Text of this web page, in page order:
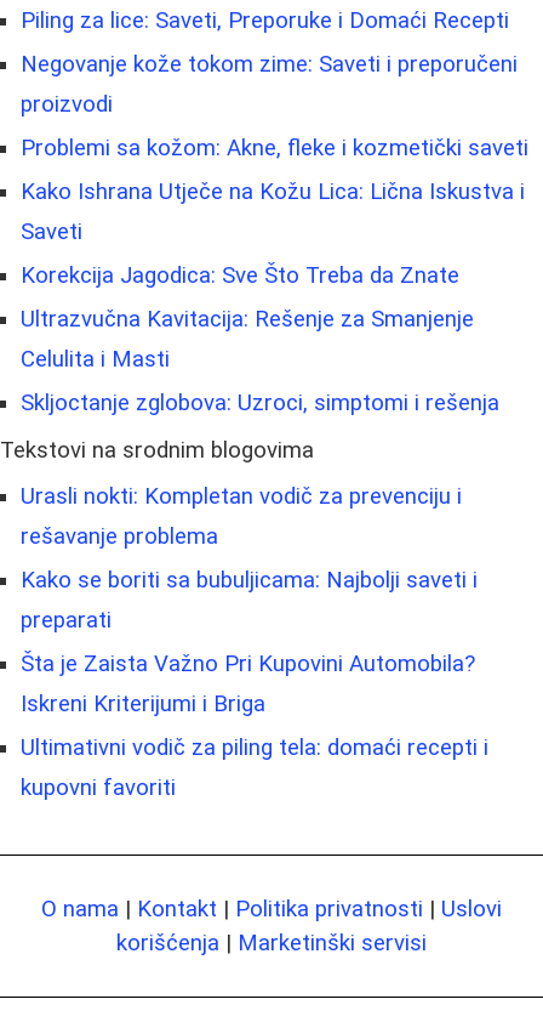
Piling za lice: Saveti, Preporuke i Domaći Recepti
Negovanje kože tokom zime: Saveti i preporučeni
proizvodi
Problemi sa kožom: Akne, fleke i kozmetički saveti
Kako Ishrana Utječe na Kožu Lica: Lična Iskustva i
Saveti
Korekcija Jagodica: Sve Što Treba da Znate
Ultrazvučna Kavitacija: Rešenje za Smanjenje
Celulita i Masti
Skljoctanje zglobova: Uzroci, simptomi i rešenja
Tekstovi na srodnim blogovima
Urasli nokti: Kompletan vodič za prevenciju i
rešavanje problema
Kako se boriti sa bubuljicama: Najbolji saveti i
preparati
Šta je Zaista Važno Pri Kupovini Automobila?
Iskreni Kriterijumi i Briga
Ultimativni vodič za piling tela: domaći recepti i
kupovni favoriti
O nama | Kontakt | Politika privatnosti | Uslovi
korišćenja | Marketinški servisi